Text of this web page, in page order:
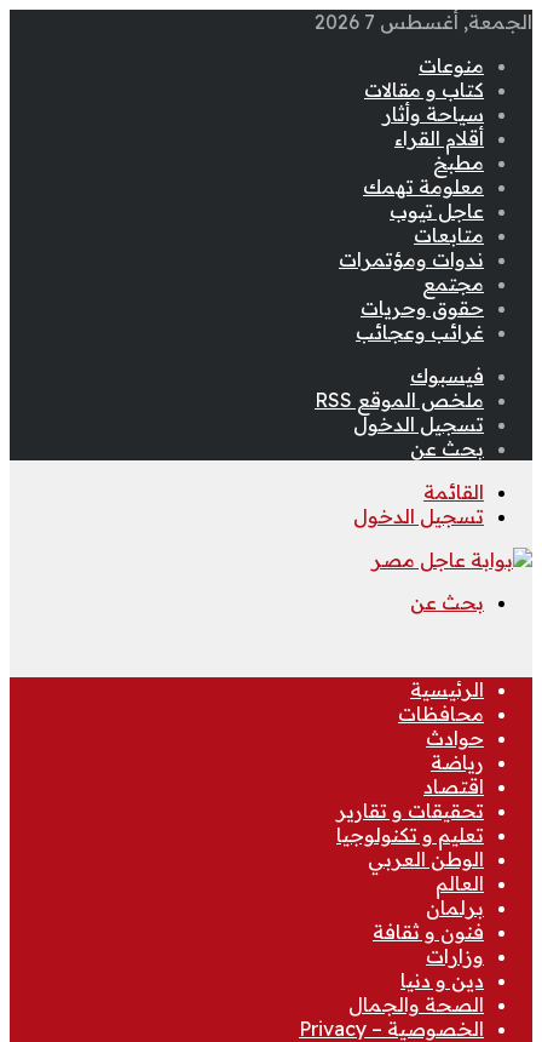
الجمعة, أغسطس 7 2026
منوعات
كتاب و مقالات
سياحة وأثار
أقلام القراء
مطبخ
معلومة تهمك
عاجل تيوب
متابعات
ندوات ومؤتمرات
مجتمع
حقوق وحريات
غرائب وعجائب
فيسبوك
ملخص الموقع RSS
تسجيل الدخول
بحث عن
القائمة
تسجيل الدخول
بحث عن
الرئيسية
محافظات
حوادث
رياضة
اقتصاد
تحقيقات و تقارير
تعليم و تكنولوجيا
الوطن العربي
العالم
برلمان
فنون و ثقافة
وزارات
دين و دنيا
الصحة والجمال
الخصوصية – Privacy